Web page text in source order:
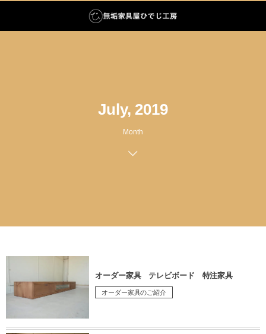
July, 2019
Month
オーダー家具 テレビボード 特注家具
オーダー家具のご紹介